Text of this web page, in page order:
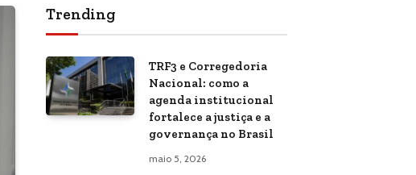
Trending
TRF3 e Corregedoria
Nacional: como a
agenda institucional
fortalece a justiça e a
governança no Brasil
maio 5, 2026